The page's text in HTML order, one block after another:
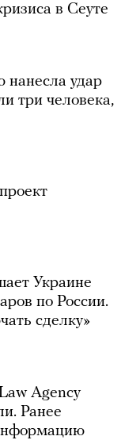
в Сеуте
нанесла удар
три человека,
Украине
по России.
сделку»
Agency
Ранее